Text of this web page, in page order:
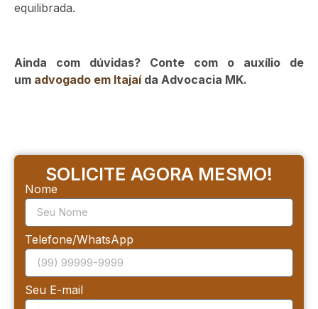
equilibrada.
Ainda com dúvidas? Conte com o auxílio de
um advogado em Itajaída Advocacia MK.
SOLICITE AGORA MESMO!
Nome
Telefone/WhatsApp
Seu E-mail